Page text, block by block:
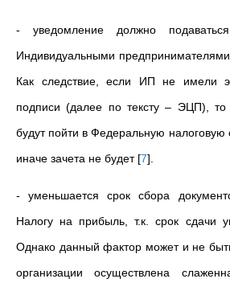
- уведомление должно
Индивидуальными
Как следствие, если ИП не имели
подписи (далее по тексту – ЭЦП),
будут пойти в Федеральную налоговую
иначе зачета не будет [7]
- уменьшается срок сбора
Налогу на прибыль, т.к. срок сдачи
Однако данный фактор может и не
организации осуществлена